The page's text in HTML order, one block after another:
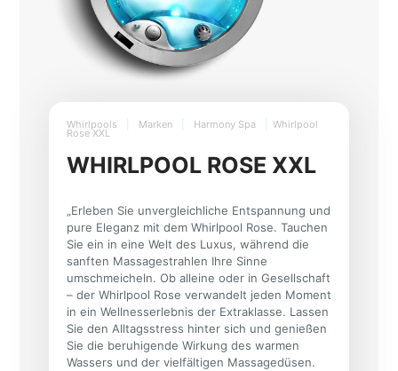
Whirlpools Marken Harmony Spa Whirlpool
Rose XXL
WHIRLPOOL ROSE XXL
„Erleben Sie unvergleichliche Entspannung und
pure Eleganz mit dem Whirlpool Rose. Tauchen
Sie ein in eine Welt des Luxus, während die
sanften Massagestrahlen Ihre Sinne
umschmeicheln. Ob alleine oder in Gesellschaft
– der Whirlpool Rose verwandelt jeden Moment
in ein Wellnesserlebnis der Extraklasse. Lassen
Sie den Alltagsstress hinter sich und genießen
Sie die beruhigende Wirkung des warmen
Wassers und der vielfältigen Massagedüsen.